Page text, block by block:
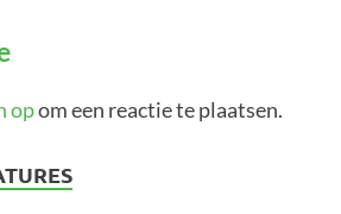
opom een reactie te plaatsen.